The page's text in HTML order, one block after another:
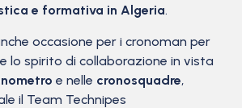
e formativa in Algeria.
occasione per i cronoman per
lo spirito di collaborazione in vista
e nelle cronosquadre,
il Team Technipes